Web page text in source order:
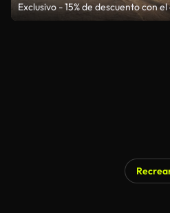
Exclusivo - 15% de descuento con